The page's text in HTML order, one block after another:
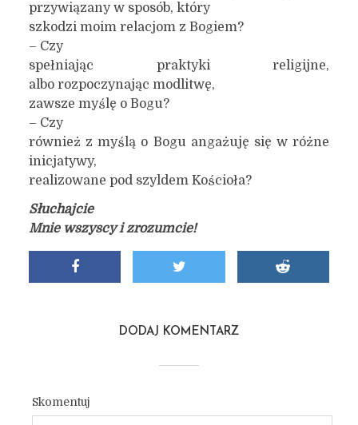
przywiązany w sposób, który
szkodzi moim relacjom z Bogiem?
– Czy
spełniając praktyki religijne,
albo rozpoczynając modlitwę,
zawsze myślę o Bogu?
– Czy
również z myślą o Bogu angażuję się w różne
inicjatywy,
realizowane pod szyldem Kościoła?
Słuchajcie
Mnie wszyscy i zrozumcie!
DODAJ KOMENTARZ
Skomentuj